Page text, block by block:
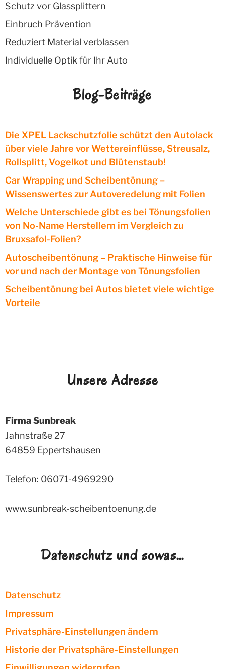
Schutz vor Glassplittern
Einbruch Prävention
Reduziert Material verblassen
Individuelle Optik für Ihr Auto
Blog-Beiträge
Die XPEL Lackschutzfolie schützt den Autolack
über viele Jahre vor Wettereinflüsse, Streusalz,
Rollsplitt, Vogelkot und Blütenstaub!
Car Wrapping und Scheibentönung –
Wissenswertes zur Autoveredelung mit Folien
Welche Unterschiede gibt es bei Tönungsfolien
von No-Name Herstellern im Vergleich zu
Bruxsafol-Folien?
Autoscheibentönung – Praktische Hinweise für
vor und nach der Montage von Tönungsfolien
Scheibentönung bei Autos bietet viele wichtige
Vorteile
Unsere Adresse
Firma Sunbreak
Jahnstraße 27
64859 Eppertshausen
Telefon: 06071-4969290
www.sunbreak-scheibentoenung.de
Datenschutz und sowas…
Datenschutz
Impressum
Privatsphäre-Einstellungen ändern
Historie der Privatsphäre-Einstellungen